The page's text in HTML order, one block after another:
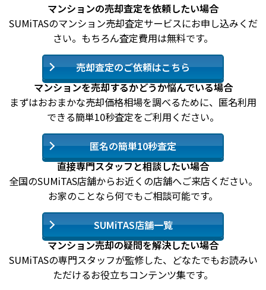
マンションの売却査定を依頼したい場合
SUMiTASのマンション売却査定サービスにお申し込みくだ
さい。もちろん査定費用は無料です。
売却査定のご依頼はこちら
マンションを売却するかどうか悩んでいる場合
まずはおおまかな売却価格相場を調べるために、匿名利用
できる簡単10秒査定をご利用ください。
匿名の簡単10秒査定
直接専門スタッフと相談したい場合
全国のSUMiTAS店舗からお近くの店舗へご来店ください。
お家のことなら何でもご相談可能です。
SUMiTAS店舗一覧
マンション売却の疑問を解決したい場合
SUMiTASの専門スタッフが監修した、どなたでもお読みい
ただけるお役立ちコンテンツ集です。